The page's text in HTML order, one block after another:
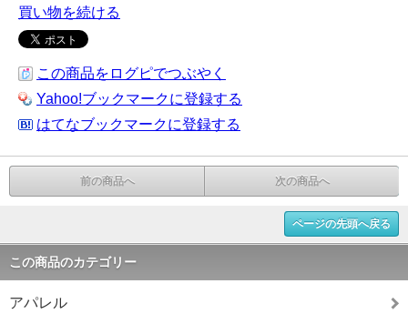
買い物を続ける
この商品をログピでつぶやく
Yahoo!ブックマークに登録する
はてなブックマークに登録する
前の商品へ 次の商品へ
ページの先頭へ戻る
この商品のカテゴリー
アパレル